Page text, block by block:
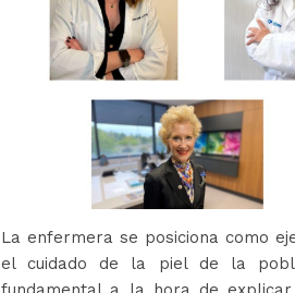
La enfermera se posiciona como
el cuidado de la piel de la